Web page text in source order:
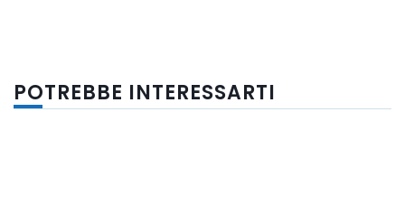
POTREBBE INTERESSARTI